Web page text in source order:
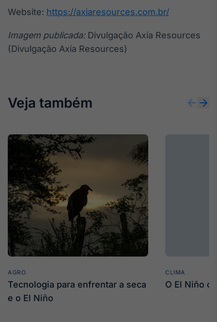
Website: https://axiaresources.com.br/
Imagem publicada:Divulgação Axía Resources
(Divulgação Axía Resources)
Veja também
AGRO
Tecnologia para enfrentar a seca
e o El Niño
CLIMA
O El Niño